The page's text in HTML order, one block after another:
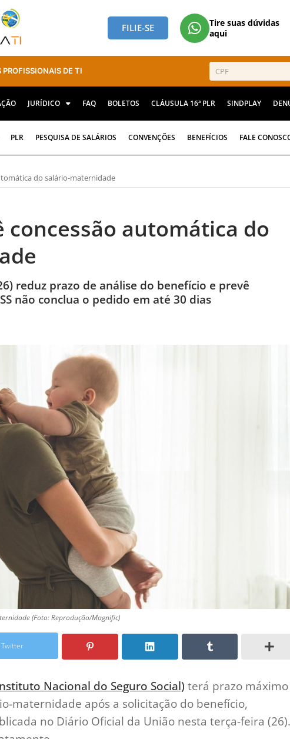
FILIE-SE
Tire suas dúvidas
aqui
PROFISSIONAIS DE TI
JURÍDICO FAQ BOLETOS CLÁUSULA 16ª PLR SINDPLAY
PLR PESQUISA DE SALÁRIOS CONVENÇÕES BENEFÍCIOS FALE
do salário-maternidade
concessão automática do
reduz prazo de análise do benefício e prevê
não conclua o pedido em até 30 dias
(Foto: Reprodução/Magnific)
Twitter
Nacional do Seguro Social) terá prazo máximo
maternidade após a solicitação do benefício,
no Diário Oficial da União nesta terça-feira (26).